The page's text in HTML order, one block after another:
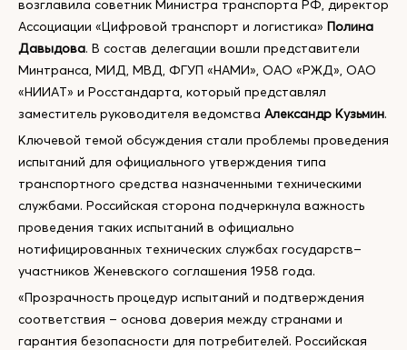
возглавила советник Министра транспорта РФ, директор
Ассоциации «Цифровой транспорт и логистика» Полина
Давыдова. В состав делегации вошли представители
Минтранса, МИД, МВД, ФГУП «НАМИ», ОАО «РЖД», ОАО
«НИИАТ» и Росстандарта, который представлял
заместитель руководителя ведомства Александр Кузьмин.
Ключевой темой обсуждения стали проблемы проведения
испытаний для официального утверждения типа
транспортного средства назначенными техническими
службами. Российская сторона подчеркнула важность
проведения таких испытаний в официально
нотифицированных технических службах государств–
участников Женевского соглашения 1958 года.
«Прозрачность процедур испытаний и подтверждения
соответствия – основа доверия между странами и
гарантия безопасности для потребителей. Российская